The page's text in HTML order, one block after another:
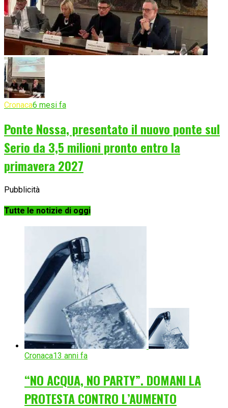
Cronaca6 mesi fa
Ponte Nossa, presentato il nuovo ponte sul
Serio da 3,5 milioni pronto entro la
primavera 2027
Pubblicità
Tutte le notizie di oggi
Cronaca13 anni fa
“NO ACQUA, NO PARTY”. DOMANI LA
PROTESTA CONTRO L’AUMENTO